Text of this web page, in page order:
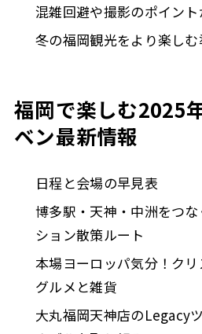
混雑回避や撮影のポイン
冬の福岡観光をより楽し
福岡で楽しむ2025
ベン最新情報
日程と会場の早見表
博多駅・天神・中洲をつ
ション散策ルート
本場ヨーロッパ気分！ク
グルメと雑貨
大丸福岡天神店のLegacy